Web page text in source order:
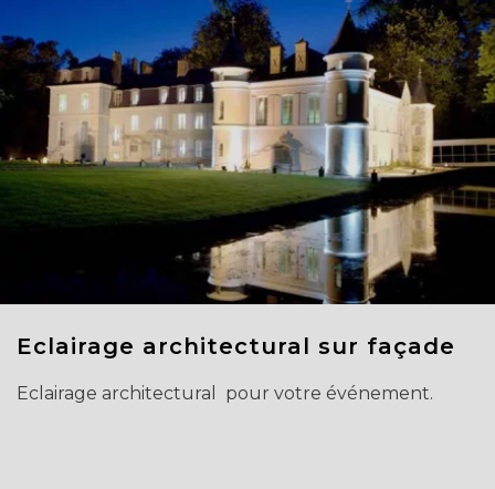
Eclairage architectural sur façade
Eclairage architectural pour votre événement.